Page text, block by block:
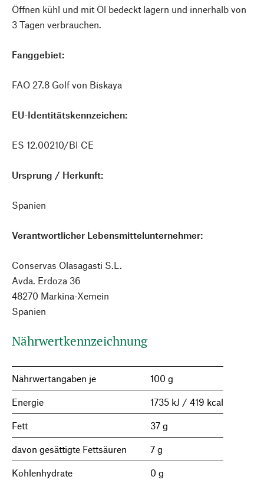
Öffnen kühl und mit Öl bedeckt lagern und innerhalb von
3 Tagen verbrauchen.
Fanggebiet:
FAO 27.8 Golf von Biskaya
EU-Identitätskennzeichen:
ES 12.00210/BI CE
Ursprung / Herkunft:
Spanien
Verantwortlicher Lebensmittelunternehmer:
Conservas Olasagasti S.L.
Avda. Erdoza 36
48270 Markina-Xemein
Spanien
Nährwertkennzeichnung
Nährwertangaben je 100 g
Energie 1735 kJ / 419 kcal
Fett 37 g
davon gesättigte Fettsäuren 7 g
Kohlenhydrate 0 g